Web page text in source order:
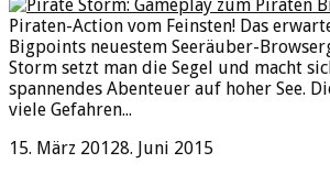
Piraten-Action vom Feinsten! Das
Bigpoints neuestem Seeräuber-
Storm setzt man die Segel und macht
spannendes Abenteuer auf hoher See.
viele Gefahren...
15. März 20128. Juni 2015